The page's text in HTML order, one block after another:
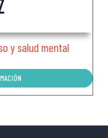
y salud mental